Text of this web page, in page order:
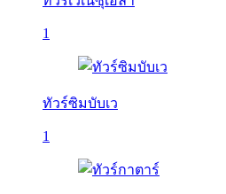
1
ทัวร์ซิมบับเว
1